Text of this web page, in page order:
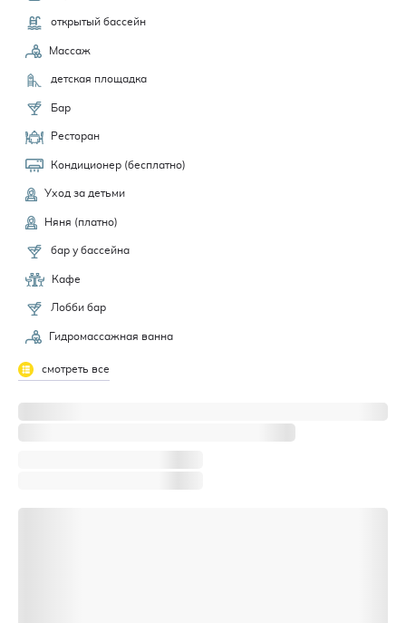
открытый бассейн
Массаж
детская площадка
Бар
Ресторан
Кондиционер (бесплатно)
Уход за детьми
Няня (платно)
бар у бассейна
Кафе
Лобби бар
Гидромассажная ванна
смотреть все